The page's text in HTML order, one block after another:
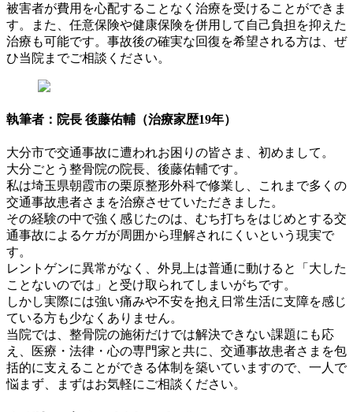
被害者が費用を心配することなく治療を受けることができま
す。また、任意保険や健康保険を併用して自己負担を抑えた
治療も可能です。事故後の確実な回復を希望される方は、ぜ
ひ当院までご相談ください。
執筆者：院長 後藤佑輔（治療家歴19年）
大分市で交通事故に遭われお困りの皆さま、初めまして。
大分ごとう整骨院の院長、後藤佑輔です。
私は埼玉県朝霞市の栗原整形外科で修業し、これまで多くの
交通事故患者さまを治療させていただきました。
その経験の中で強く感じたのは、むち打ちをはじめとする交
通事故によるケガが周囲から理解されにくいという現実で
す。
レントゲンに異常がなく、外見上は普通に動けると「大した
ことないのでは」と受け取られてしまいがちです。
しかし実際には強い痛みや不安を抱え日常生活に支障を感じ
ている方も少なくありません。
当院では、整骨院の施術だけでは解決できない課題にも応
え、医療・法律・心の専門家と共に、交通事故患者さまを包
括的に支えることができる体制を築いていますので、一人で
悩まず、まずはお気軽にご相談ください。